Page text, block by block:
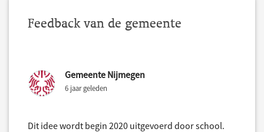
Feedback van de gemeente
Gemeente Nijmegen
6 jaar geleden
Dit idee wordt begin 2020 uitgevoerd door school.